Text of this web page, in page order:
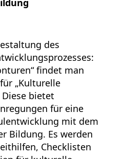
des
findet man
„Kulturelle
bietet
für eine
mit dem
Bildung. Es werden
Checklisten